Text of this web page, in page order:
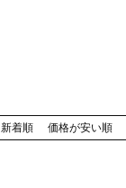
新着順 価格が安い順